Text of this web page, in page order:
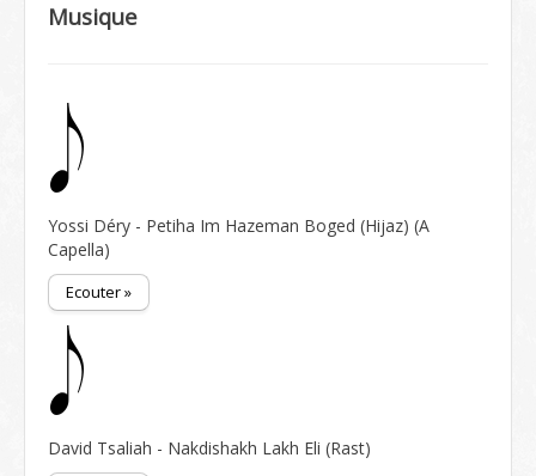
Musique
Yossi Déry - Petiha Im Hazeman Boged (Hijaz) (A
Capella)
Ecouter »
David Tsaliah - Nakdishakh Lakh Eli (Rast)